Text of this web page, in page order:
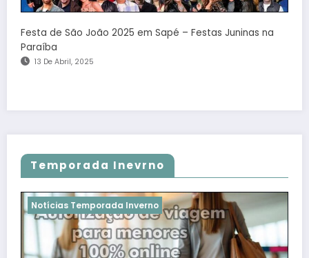
Festa de São João 2025 em Sapé – Festas Juninas na
Paraíba
13 De Abril, 2025
Temporada Inevrno
Notícias Temporada Inverno